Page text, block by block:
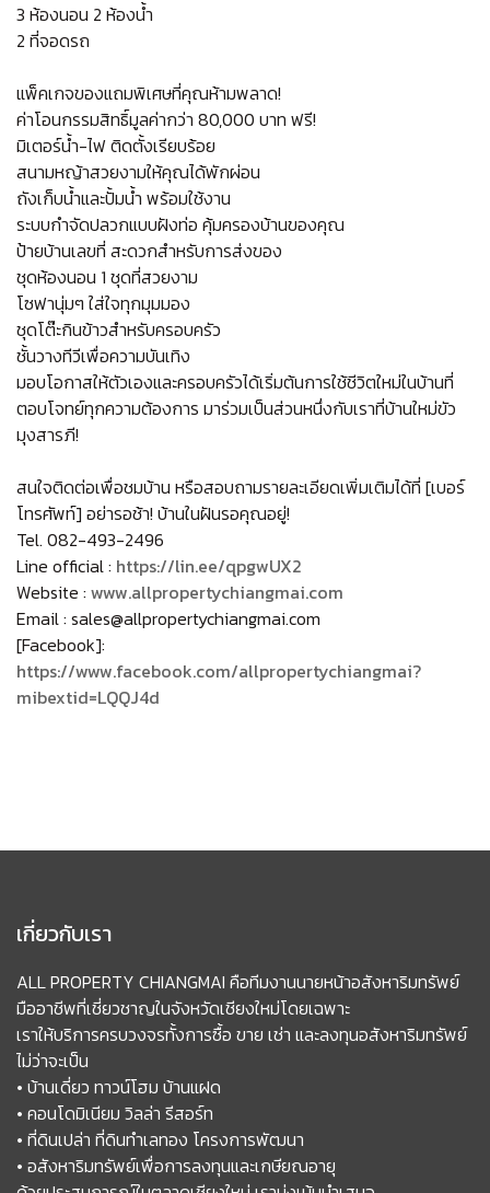
3 ห้องนอน 2 ห้องน้ำ
2 ที่จอดรถ
แพ็คเกจของแถมพิเศษที่คุณห้ามพลาด!
ค่าโอนกรรมสิทธิ์มูลค่ากว่า 80,000 บาท ฟรี!
มิเตอร์น้ำ-ไฟ ติดตั้งเรียบร้อย
สนามหญ้าสวยงามให้คุณได้พักผ่อน
ถังเก็บน้ำและปั้มน้ำ พร้อมใช้งาน
ระบบกำจัดปลวกแบบฝังท่อ คุ้มครองบ้านของคุณ
ป้ายบ้านเลขที่ สะดวกสำหรับการส่งของ
ชุดห้องนอน 1 ชุดที่สวยงาม
โซฟานุ่มๆ ใส่ใจทุกมุมมอง
ชุดโต๊ะกินข้าวสำหรับครอบครัว
ชั้นวางทีวีเพื่อความบันเทิง
มอบโอกาสให้ตัวเองและครอบครัวได้เริ่มต้นการใช้ชีวิตใหม่ในบ้านที่
ตอบโจทย์ทุกความต้องการ มาร่วมเป็นส่วนหนึ่งกับเราที่บ้านใหม่ขัว
มุงสารภี!
สนใจติดต่อเพื่อชมบ้าน หรือสอบถามรายละเอียดเพิ่มเติมได้ที่ [เบอร์
โทรศัพท์] อย่ารอช้า! บ้านในฝันรอคุณอยู่!
Tel. 082-493-2496
Line official : https://lin.ee/qpgwUX2
Website : www.allpropertychiangmai.com
Email : sales@allpropertychiangmai.com
[Facebook]:
https://www.facebook.com/allpropertychiangmai?
mibextid=LQQJ4d
เกี่ยวกับเรา
ALL PROPERTY CHIANGMAI คือทีมงานนายหน้าอสังหาริมทรัพย์
มืออาชีพที่เชี่ยวชาญในจังหวัดเชียงใหม่โดยเฉพาะ
เราให้บริการครบวงจรทั้งการซื้อ ขาย เช่า และลงทุนอสังหาริมทรัพย์
ไม่ว่าจะเป็น
• บ้านเดี่ยว ทาวน์โฮม บ้านแฝด
• คอนโดมิเนียม วิลล่า รีสอร์ท
• ที่ดินเปล่า ที่ดินทำเลทอง โครงการพัฒนา
• อสังหาริมทรัพย์เพื่อการลงทุนและเกษียณอายุ